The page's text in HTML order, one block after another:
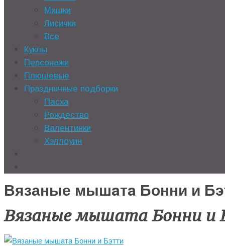
Мишки
Лисички
Все
Куклы
Персонажи
Плюшевые
Праздничные подборки
Пасха
Рождество
Валентинки
Хэллоуин
Вязаные мышaтa Бонни и
Вязаные мышaтa Бонни и